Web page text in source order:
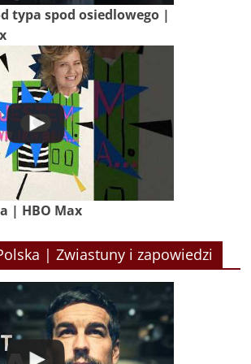
typa spod osiedlowego |
| HBO Max
| Zwiastuny i zapowiedzi